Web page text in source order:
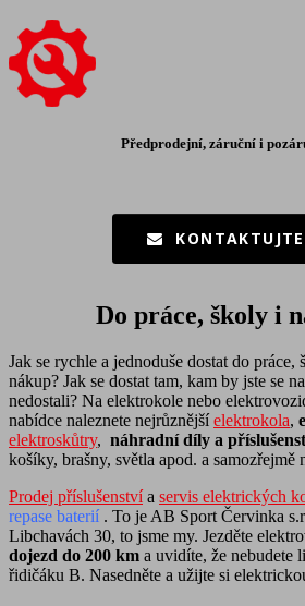
Předprodejní, záruční i
Do práce, školy i
Jak se rychle a jednoduše dostat do
nákup? Jak se dostat tam, kam by jste se
nedostali? Na elektrokole nebo
nabídce naleznete nejrůznějšíelektrokola,
elektroskůtry, náhradní díly a
košíky, brašny, světla apod. a samozřejmě
Prodej příslušenstvía servis elektrických
repase baterií . To je AB Sport Červinka
Libchavách 30, to jsme my. Jezděte
dojezd do 200 km a uvidíte, že nebudete
řidičáku B. Nasedněte a užijte si